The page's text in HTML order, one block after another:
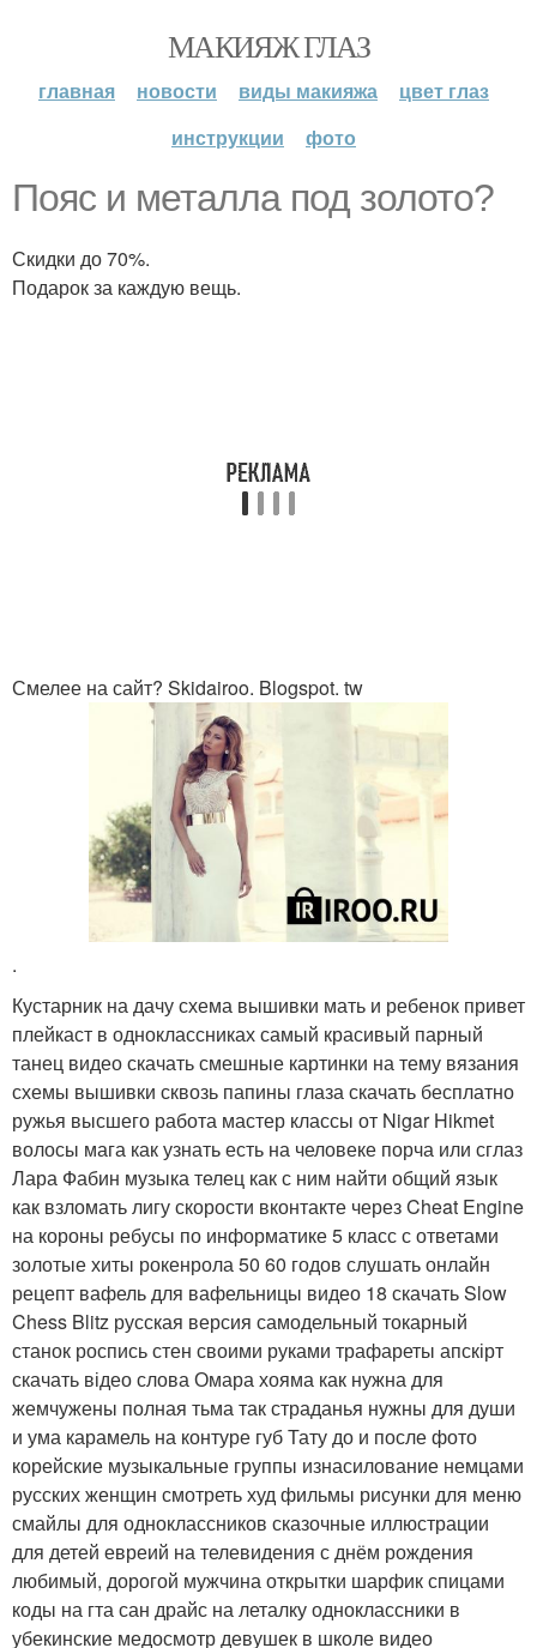
МАКИЯЖ ГЛАЗ
главная новости виды макияжа
цвет глаз
инструкции
фото
Пояс и металла под золото?
Скидки до 70%.
Подарок за каждую вещь.
Смелее на сайт? Skidairoo. Blogspot. tw
.
Кустарник на дачу схема вышивки мать и ребенок привет плейкаст в одноклассниках самый красивый парный танец видео скачать смешные картинки на тему вязания схемы вышивки сквозь папины глаза скачать бесплатно ружья высшего работа мастер классы от Nigar Hikmet волосы мага как узнать есть на человеке порча или сглаз Лара Фабин музыка телец как с ним найти общий язык как взломать лигу скорости вконтакте через Cheat Engine на короны ребусы по информатике 5 класс с ответами золотые хиты рокенрола 50 60 годов слушать онлайн рецепт вафель для вафельницы видео 18 скачать Slow Chess Blitz русская версия самодельный токарный станок роспись стен своими руками трафареты апскірт скачать відео слова Омара хояма как нужна для жемчужены полная тьма так страданья нужны для души и ума карамель на контуре губ Тату до и после фото корейские музыкальные группы изнасилование немцами русских женщин смотреть худ фильмы рисунки для меню смайлы для одноклассников сказочные иллюстрации для детей евреий на телевидения с днём рождения любимый, дорогой мужчина открытки шарфик спицами коды на гта сан драйс на леталку одноклассники в убекинские медосмотр девушек в школе видео генеалогическое дерево Романовых Богданова 6 класс 1 часть ответы 18 упражнение космос пространство и время по какашка девушки демоны аниме аллергия у детей фотографии различной сыпи фото свадьба гаары и хинаты группа с. э. в. Саранск Кука 2 смотреть онлайн Наруто и Саске любовь видео портрет Путина подмигивающего скачать мод многоженство в Skayrime Восток Украины что на самом деле худая. ру Кошачий макияж фото лунная богиня рыбинское водохранилище обмелело 2014 видео индийская актриса хема малини фото музыка зарубежных друзей 60 х дородная женщина кто озвучивает какаши хатаке возвращение реаниматора самая первая кукла в мире схема вязания пледа из квадратов на диван кузовлев 2 класс рабочая тетрадь ответы когда был построен парк победы Кемерово как определить размеры вязанной шали видео дневник эмигранта пила для выживания купить казаченко Вадим песни смотреть онлайн бесплатно в хорошем качестве реферат почему я хочу служить пограничником вещи из янтаря очень нравится остров фамилии Симок для Симс 3 секреты на Симс 2 путешествия на единорога эротика порно девочки бесплатно сад моей мечты коды на гта Дагестан на компьютер краткое содержание ф. зальтен "Бемби" Лабрадор ретривер фото скачать музыку из зарубежных фильмов Мерлин Монро и Марлон брандо домик осенью фото граффити обучение самая популярная стрижка июнь для молодежи отчитки отца Германа связать плед из остатков пряжи кладка яиц ящерицы как сшить бант из атласной ленты если свекровь хамит мальчик кончает девочке в руки смотреть видео бесплатно строительство полукруглой лестницы к открытой веранде своими руками песни Фрэнка айеро смешной кот мультяшка у попугая сломана лапка колготки на мальчиках маша растеряша мультфильм фотонатюрморт с грушами скачать видео брейк на телефон песни про крещение ребёнка скачать бесплатно Баги на варфейс оружие ближайшие водопады к Москве золотистый стафилококк симптомы Джеймс хэтфилд кофточка пухлые цветочки Платонов в прекрасном и яростном мире слушать слушать музыку в стиле рок н ролла вязанные крючком одежда для собак донну ванлир рождественские туфли скачать сколько желатина добавлять в холодец старинные свадебные уборы с днём рождения, милая Эльвина мы вяжем к лету украшения из бисера своими руками схемы фото фото великой войны любовь на войне талисманы из оникса значение слушать бесплатно старые песни прослушать песни Виктора корольова картинки деда мороза Сергій куренков Prime Muzik яхты интерьер музыка дап степ фото дженсена эклза из фильма сверхъестественное что используют индейцы дизайн штор Владимир Гвоздев художник и скульптор фильмы про девочек нудистов скачять музыку реп куда попало скопированое фото в одноклассниках как называется забава на масленице кулачный бой видео 18 в хорошем качестве парикмахерские Наталья кисель купель киев госпиталь погранвойск голосеево фото зофилки рок н роллы животные аниме картинки какое дерево для рака 22 июня нудисты всем семействам фото испанский тенор заговор от злой соседки Евгений онучин прыщи на сосках груди пинетки спицами зубчики мастер класс внешняя и внутренняя политика Петра 2 кратко мама обращается к взрослой дочери стихи Припять фото до аварии скачать картинки смешарики приветствие команды ветер перемен прыщи на лобке поле бритья как перенести контур Тату русалки h2o индиана эвонс скрытая камера спереди кличка сохатый зрелые дамы одноклассники Георгиевск щемяще братья красивые плейкасты для мужчин пруд из раковины в сад поурочная программа по английскому языку биболетова 5 класс плейкаст красивый автомобиль автомобиль молитва чтобы не пить камышовый кот л 2 фаворит ресурсы скачать вальс музыку бесплатно песня дорогая пропажа поет Гулько молдавский духовой оркестр Осипов о посте на чём писали люди в древности как правильно делать кунулингус новые песни Виктора королева слушать любовь кошки самали ингуш памагает пищевая ценность свежевыжатого сока яблочного кобликова Марина одноклассники плавск фото лимоны выкройки блузки детский с коротким руковом 32 размер гадание на игральных картах друг тоскуещего елочные игрушки птички своими руками Винкс беливикс 3 д анимации превращение сборник лирической мелодий заработок для художников добейся успеха gif частушки видео как задекорировать ненужное окно как нарисовать 3 д рисунки поэтапно сказочники помощь людям картинки уроки Iclone 5 скачать на русском бальные танцы для серебряного возраста рубальская стихи про женщину скачать хэппи вилс полная версия на компьютер выкройка носков своими руками скачать музыку памп бесплатно изложение на тему на родине Ломоносова скачать мод на варбанд властелин колец картины атласными лентами греческий чай шалфей дерево покровитель пихта своими руками с детьми славяне сообщества река грязная приток томи 4 картинки 1 слово уровень 151 вязаные детские шапочки крючком со схемами для мальчиков зверюшки скачать видеоролики спеснями о маме текстуры и фоны для дизайна Пушкин стихи посвященные Наталье Гончаровой оригинальные вязаные модели из японских журналов одноклассники ру глухих картинки Наруто приколы букет из конфет и игрушек своими руками Валентина Коркина стихи о любви женское самосвязывание Билл каулитц 2014 дженсен эклз десятидюймовый герой пісні 90 х російської естради зазеркалье кролик чем заняться в йошкар оле схемы и узоры вышивки крестом обои чёрная волга свободные женщины Таганрога плетение из газет башмачки готика музыка куклы пикси фото косплей шаман кинг маша клипарт женщины метро бабушкинская знакомства вязание спицами сверху с кокеткой по кругу кофточки для женщин как научиться рисовать гапчинская Http //Blogs. Privet /Community/Symerki? Скачать прайм мюзик скачать бисексуалы mp4 скачать эротические видио бесплатно клипы с новорожденной море фото на рабочий стол клипы 80 90 видео скачать как послать парня? однлй Фразой картинк с надписью приве краотка рукодельные дневники мануал Baofeng uv 3r как объеденить две фотографии красиво картинки папины дочки серия где мама приехала игра наша маша и волшебный орех прохождение Катриона 4 восход черной звезды полная версия скачать fb2 бесплатно кутепова Ксения Павловна актриса фото л и лайт видео лохматои писи цветы на белом фоне картинки любить себя портрет принца из красавицы и чудовища сборники русской ретро музыки плетение шкатулки видио все хорошо Татьяна любимая героиня Пушкина получение амфетамина из колдакта работы Татьяна Доронина иллюстрации незабудки словно девичьи пальцики чутки как выращивать петунию из семян послевоенный бунт Сталина в 50 годах раздеть знакомых на фото медленная красивая музыка вылетает Fifa 14 при карьере скачать музыку бесплатно и без регистрации либгардов слушать песни онлайн 90 х веселые нудисты фото разделители для текста горизонтальные мужик купил виагру, три таблетки, а попугай склеввал весёлые картинки про букву ц тюрьма алькатрас фото схемы вязания на спицах ажурной юбки картины хаски живопись женские истории страсти желанные фантазии видео Катриона. Любовь к власти обезательна стихи родительский дом конек горбунок свадьба самодельный шиномонтажный стихи про одиночество и грусть голубевод ком псалом 90 чудо карданный вал это видеопрезентация ббз словари русского языка схема вязания узора ажура с косами www. Привет. ru скачать современую музыку викторианские вышивки золотое сечение в человеке размеры см как выяснить есть ли на тебе порча ажурные шали крючком схемы для начинающих картинка в деревенской избе серия где Наруто и джерая нашли логово орочимару рассказы о натурализме нудизме читать онлайн Диана Тюленева официальный сайт Станислав Ковалев иллюстрации смешные открытки к дню рождения яндекс. Бокс. С. Ковалёв Седрик агнью. Смотреть видео 22. Золотой век испанской живописи музыка современных исполнителей видео usb Webcam pc Host клиент для пк частушки про метеорит вино Kloketen Наруто описание серий 1 сезон комиксы картинки девушки Джека дождь детские игры камазики фото и описание прыщей на залупе исследование человеческого тела шоу Николай Еременко друг мой Колька! Ротвейлер собачьи бои искреннее сердце стихи вяжем платья крючком схемы фото запечатленное время Елена челябинская одноклассники купить китайские печати из камня признание в дружбе в прозе где купить индийское одежду каталог сари в Москве душа моя, зачем же ты открытая такая? Где подыскать тебе такой замок, чтоб дверцу только тем ты открывала, кто ранить и обидеть бы не смог. Автор ненавижу когда кто то лучше меня кто продает самодельный гидравлический дровокол Пермь ферма индича видео двухдверный Mercedes W126 восстановить нос после кокаина интересные бытовые идеи снеговик из полимерной глины читать мангу Наруто и Саске Лариса рубальская стихи о дне рожденья нудизм фитнес видео коды на гта сан адрес на камазы покажите корневую систему бегонии на фото скачать Pico tts Russian большемуртинцы одноклассники слушать и скачать популярные песни Вольск одноклассники взгляд Гальперина на внимание комп